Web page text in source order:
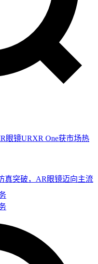
眼镜URXR One获市场热
真突破，AR眼镜迈向主流